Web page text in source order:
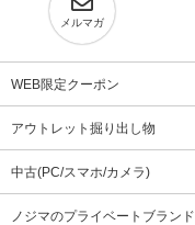
メルマガ
WEB限定クーポン
アウトレット掘り出し物
中古(PC/スマホ/カメラ)
ノジマのプライベートブランド